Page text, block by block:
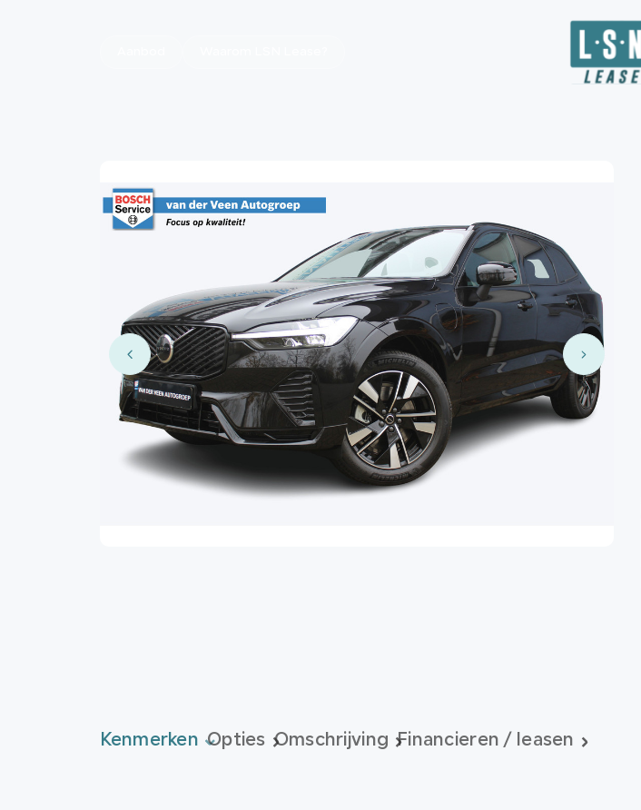
Kenmerken Opties Omschrijving Financieren / leasen